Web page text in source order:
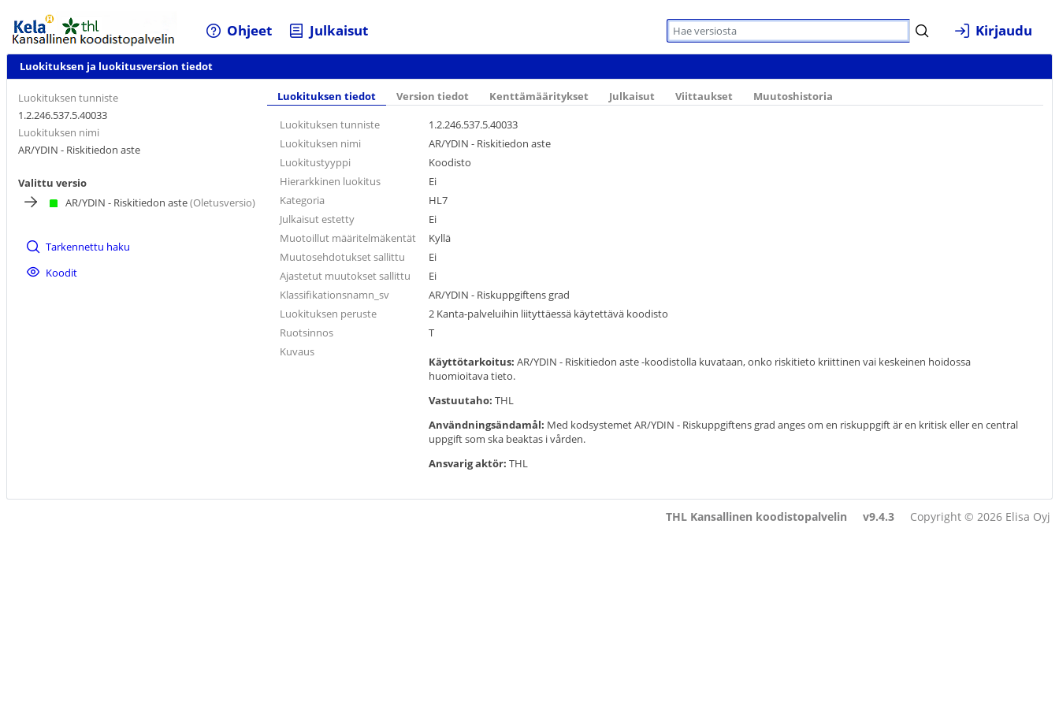
Ohjeet Julkaisut Kirjaudu
Luokituksen ja luokitusversion tiedot
Luokituksen tunniste
1.2.246.537.5.40033
Luokituksen nimi
AR/YDIN - Riskitiedon aste
Valittu versio
AR/YDIN - Riskitiedon aste(Oletusversio)
Tarkennettu haku
Koodit
Luokituksen tiedot Version tiedot Kenttämääritykset Julkaisut Viittaukset Muutoshistoria
Luokituksen tunniste
1.2.246.537.5.40033
Luokituksen nimi
AR/YDIN - Riskitiedon aste
Luokitustyyppi
Koodisto
Hierarkkinen luokitus
Ei
Kategoria
HL7
Julkaisut estetty
Ei
Muotoillut määritelmäkentät
Kyllä
Muutosehdotukset sallittu
Ei
Ajastetut muutokset sallittu
Ei
Klassifikationsnamn_sv
AR/YDIN - Riskuppgiftens grad
Luokituksen peruste
2 Kanta-palveluihin liityttäessä käytettävä koodisto
Ruotsinnos
T
Kuvaus
Käyttötarkoitus: AR/YDIN - Riskitiedon aste -koodistolla kuvataan, onko riskitieto kriittinen vai keskeinen hoidossa
huomioitava tieto.
Vastuutaho: THL
Användningsändamål: Med kodsystemet AR/YDIN - Riskuppgiftens grad anges om en riskuppgift är en kritisk eller en central
uppgift som ska beaktas i vården.
Ansvarig aktör: THL
THL Kansallinen koodistopalvelin v9.4.3 Copyright © 2026 Elisa Oyj